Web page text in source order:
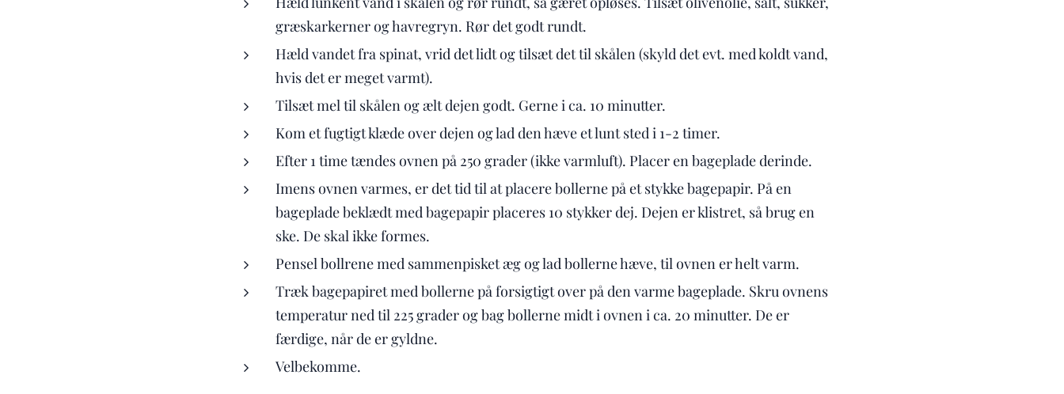
græskarkerner og havregryn. Rør det godt rundt.
Hæld vandet fra spinat, vrid det lidt og tilsæt det til skålen (skyld det evt. med koldt vand,
hvis det er meget varmt).
Tilsæt mel til skålen og ælt dejen godt. Gerne i ca. 10 minutter.
Kom et fugtigt klæde over dejen og lad den hæve et lunt sted i 1-2 timer.
Efter 1 time tændes ovnen på 250 grader (ikke varmluft). Placer en bageplade derinde.
Imens ovnen varmes, er det tid til at placere bollerne på et stykke bagepapir. På en
bageplade beklædt med bagepapir placeres 10 stykker dej. Dejen er klistret, så brug en
ske. De skal ikke formes.
Pensel bollrene med sammenpisket æg og lad bollerne hæve, til ovnen er helt varm.
Træk bagepapiret med bollerne på forsigtigt over på den varme bageplade. Skru ovnens
temperatur ned til 225 grader og bag bollerne midt i ovnen i ca. 20 minutter. De er
færdige, når de er gyldne.
Velbekomme.